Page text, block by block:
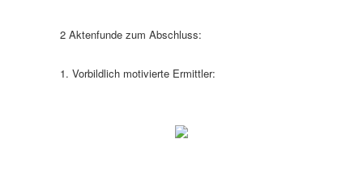
2 Aktenfunde zum Abschluss:
1. Vorbildlich motivierte Ermittler: